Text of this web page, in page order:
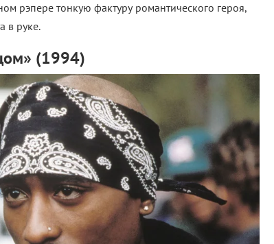
рэпере тонкую фактуру романтического героя,
в руке.
(1994)